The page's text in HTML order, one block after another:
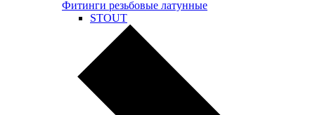
Фитинги резьбовые латунные
STOUT